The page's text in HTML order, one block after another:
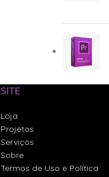
SITE
Loja
Projetos
Serviços
Sobre
Termos de Uso e Política